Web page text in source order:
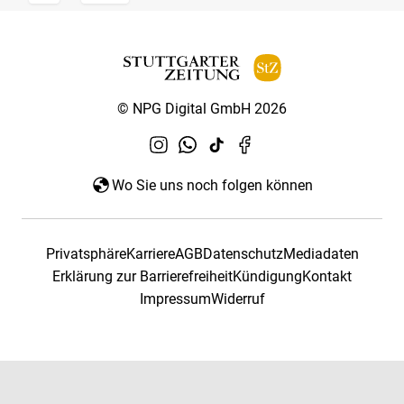
© NPG Digital GmbH 2026
Wo Sie uns noch folgen können
PrivatsphäreKarriereAGBDatenschutzMediadaten
Erklärung zur BarrierefreiheitKündigungKontakt
ImpressumWiderruf